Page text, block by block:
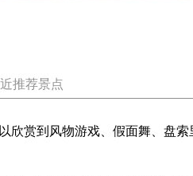
推荐景点
赏到风物游戏、假面舞、盘